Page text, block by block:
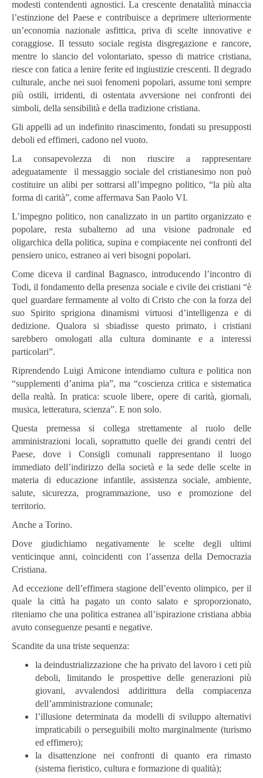
modesti contendenti agnostici. La crescente denatalità minaccia
l’estinzione del Paese e contribuisce a deprimere ulteriormente
un’economia nazionale asfittica, priva di scelte innovative e
coraggiose. Il tessuto sociale regista disgregazione e rancore,
mentre lo slancio del volontariato, spesso di matrice cristiana,
riesce con fatica a lenire ferite ed ingiustizie crescenti. Il degrado
culturale, anche nei suoi fenomeni popolari, assume toni sempre
più ostili, irridenti, di ostentata avversione nei confronti dei
simboli, della sensibilità e della tradizione cristiana.
Gli appelli ad un indefinito rinascimento, fondati su presupposti
deboli ed effimeri, cadono nel vuoto.
La consapevolezza di non riuscire a rappresentare
adeguatamente il messaggio sociale del cristianesimo non può
costituire un alibi per sottrarsi all’impegno politico, “la più alta
forma di carità”, come affermava San Paolo VI.
L’impegno politico, non canalizzato in un partito organizzato e
popolare, resta subalterno ad una visione padronale ed
oligarchica della politica, supina e compiacente nei confronti del
pensiero unico, estraneo ai veri bisogni popolari.
Come diceva il cardinal Bagnasco, introducendo l’incontro di
Todi, il fondamento della presenza sociale e civile dei cristiani “è
quel guardare fermamente al volto di Cristo che con la forza del
suo Spirito sprigiona dinamismi virtuosi d’intelligenza e di
dedizione. Qualora si sbiadisse questo primato, i cristiani
sarebbero omologati alla cultura dominante e a interessi
particolari”.
Riprendendo Luigi Amicone intendiamo cultura e politica non
“supplementi d’anima pia”, ma “coscienza critica e sistematica
della realtà. In pratica: scuole libere, opere di carità, giornali,
musica, letteratura, scienza”. E non solo.
Questa premessa si collega strettamente al ruolo delle
amministrazioni locali, soprattutto quelle dei grandi centri del
Paese, dove i Consigli comunali rappresentano il luogo
immediato dell’indirizzo della società e la sede delle scelte in
materia di educazione infantile, assistenza sociale, ambiente,
salute, sicurezza, programmazione, uso e promozione del
territorio.
Anche a Torino.
Dove giudichiamo negativamente le scelte degli ultimi
venticinque anni, coincidenti con l’assenza della Democrazia
Cristiana.
Ad eccezione dell’effimera stagione dell’evento olimpico, per il
quale la città ha pagato un conto salato e sproporzionato,
riteniamo che una politica estranea all’ispirazione cristiana abbia
avuto conseguenze pesanti e negative.
Scandite da una triste sequenza:
la deindustrializzazione che ha privato del lavoro i ceti più
deboli, limitando le prospettive delle generazioni più
giovani, avvalendosi addirittura della compiacenza
dell’amministrazione comunale;
l’illusione determinata da modelli di sviluppo alternativi
impraticabili o perseguibili molto marginalmente (turismo
ed effimero);
la disattenzione nei confronti di quanto era rimasto
(sistema fieristico, cultura e formazione di qualità);